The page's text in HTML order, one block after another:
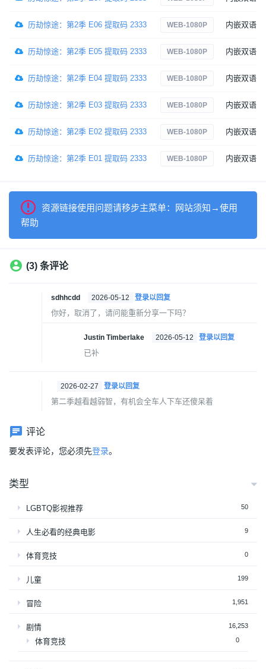
历劫惊途：第2季 E06 提取码 2333 WEB-1080P 内嵌双语
历劫惊途：第2季 E05 提取码 2333 WEB-1080P 内嵌双语
历劫惊途：第2季 E04 提取码 2333 WEB-1080P 内嵌双语
历劫惊途：第2季 E03 提取码 2333 WEB-1080P 内嵌双语
历劫惊途：第2季 E02 提取码 2333 WEB-1080P 内嵌双语
历劫惊途：第2季 E01 提取码 2333 WEB-1080P 内嵌双语
资源链接使用问题请移步主菜单：网站须知→使用
帮助
(3) 条评论
sdhhcdd 2026-05-12 登录以回复
你好，取消了，请问能重新分享一下吗？
Justin Timberlake 2026-05-12 登录以回复
已补
2026-02-27 登录以回复
第二季越看越弱智，有机会全车人下车还傻呆着
评论
要发表评论，您必须先登录。
类型
LGBTQ影视推荐 50
人生必看的经典电影 9
体育竞技 0
儿童 199
冒险 1,951
剧情 16,253
体育竞技 0